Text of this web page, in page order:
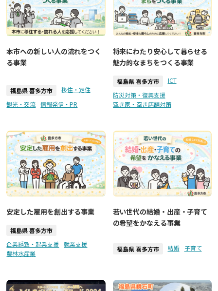
本市への新しい人の流れをつく
る事業
福島県 喜多方市
移住・定住
観光・交流
情報発信・PR
将来にわたり安心して暮らせる
魅力的なまちをつくる事業
福島県 喜多方市
ICT
防災対策・復興支援
空き家・空き店舗対策
安定した雇用を創出する事業
福島県 喜多方市
企業誘致・起業支援
就業支援
農林水産業
若い世代の結婚・出産・子育て
の希望をかなえる事業
福島県 喜多方市 結婚 子育て